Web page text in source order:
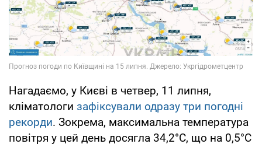
Нагадаємо, у Києві в четвер, 11 липня,
кліматологи зафіксували одразу три погодні
рекорди. Зокрема, максимальна температура
повітря у цей день досягла 34,2°С, що на 0,5°С